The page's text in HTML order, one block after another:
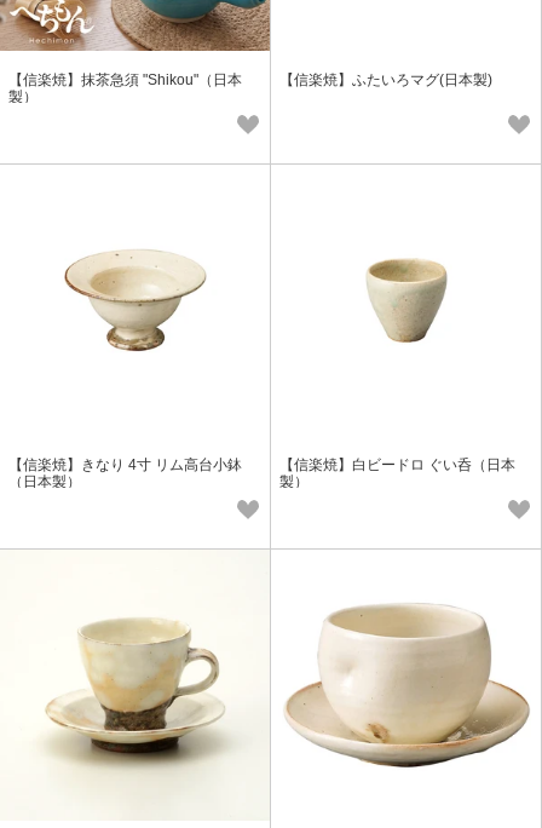
【信楽焼】抹茶急須 "Shikou"（日本
製）
【信楽焼】ふたいろマグ(日本製)
【信楽焼】きなり 4寸 リム高台小鉢
（日本製）
【信楽焼】白ビードロ ぐい呑（日本
製）